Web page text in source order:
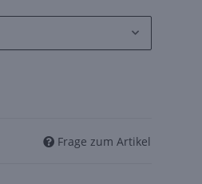
Frage zum Artikel